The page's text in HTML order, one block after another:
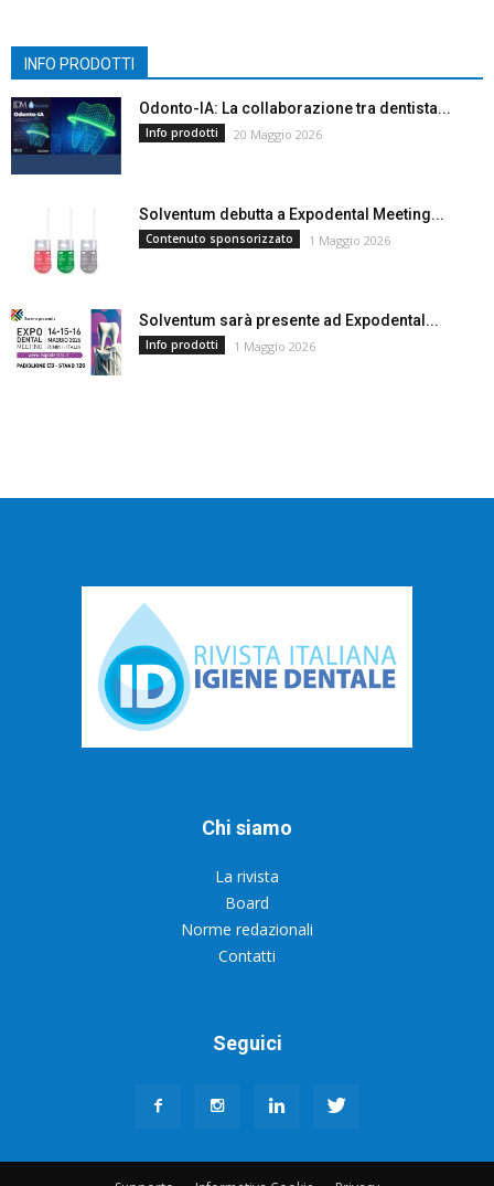
INFO PRODOTTI
Odonto-IA: La collaborazione tra dentista...
Info prodotti 20 Maggio 2026
Solventum debutta a Expodental Meeting...
Contenuto sponsorizzato 1 Maggio 2026
Solventum sarà presente ad Expodental...
Info prodotti 1 Maggio 2026
Chi siamo
La rivista
Board
Norme redazionali
Contatti
Seguici